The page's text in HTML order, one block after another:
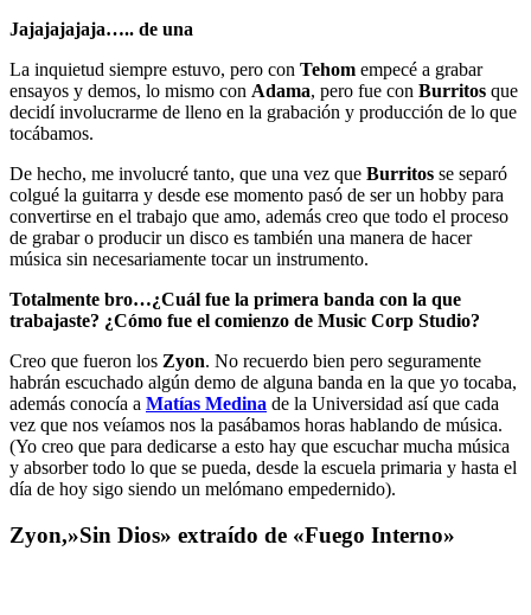
Jajajajajaja….. de una
La inquietud siempre estuvo, pero con Tehom empecé a grabar
ensayos y demos, lo mismo con Adama, pero fue con Burritos que
decidí involucrarme de lleno en la grabación y producción de lo que
tocábamos.
De hecho, me involucré tanto, que una vez que Burritos se separó
colgué la guitarra y desde ese momento pasó de ser un hobby para
convertirse en el trabajo que amo, además creo que todo el proceso
de grabar o producir un disco es también una manera de hacer
música sin necesariamente tocar un instrumento.
Totalmente bro…¿Cuál fue la primera banda con la que
trabajaste? ¿Cómo fue el comienzo de Music Corp Studio?
Creo que fueron los Zyon. No recuerdo bien pero seguramente
habrán escuchado algún demo de alguna banda en la que yo tocaba,
además conocía a Matías Medina de la Universidad así que cada
vez que nos veíamos nos la pasábamos horas hablando de música.
(Yo creo que para dedicarse a esto hay que escuchar mucha música
y absorber todo lo que se pueda, desde la escuela primaria y hasta el
día de hoy sigo siendo un melómano empedernido).
Zyon,»Sin Dios» extraído de «Fuego Interno»